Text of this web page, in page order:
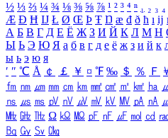
½ ⅓ ⅔ ¼ ¾ ⅛ ⅜ ⅝ ⅞ ¹ ² ³ ⁴ ⁿ ₁ ₂ ₃ ₄
Æ Ð Ħ Ĳ Ł Ø Œ Þ Ŧ Ŋ æ đ ð ħ ı ĳ
А Б В Г Д Е Ё Ж З И Й К Л М Н
Ы Ь Э Ю Я а б в г д е ё ж з и й к
ы ь э ю я
′ ″ ℃ Å ￠ ￡ ￥ ¤ ℉ ‰ ＄ ％ Ｆ
㎙ ㎚ ㎛ ㎜ ㎝ ㎞ ㎟ ㎠ ㎡ ㎢ ㏊
㎱ ㎲ ㎳ ㎴ ㎵ ㎶ ㎷ ㎸ ㎹ ㎀ ㎁
㎒ ㎓ ㎔ Ω ㏀ ㏁ ㎊ ㎋ ㎌ ㏖ ㏅ ㎭
㏃ ㏉ ㏜ ㏆